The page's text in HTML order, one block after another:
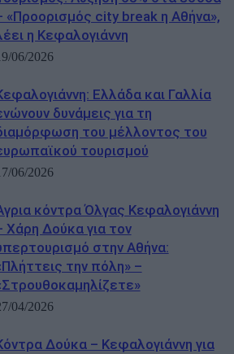
«Προορισμός city break η Αθήνα»,
η Κεφαλογιάννη
06/2026
Ελλάδα και Γαλλία
δυνάμεις για τη
του μέλλοντος του
τουρισμού
06/2026
κόντρα Όλγας Κεφαλογιάννη
Χάρη Δούκα για τον
στην Αθήνα:
την πόλη» –
04/2026
Δούκα – Κεφαλογιάννη για